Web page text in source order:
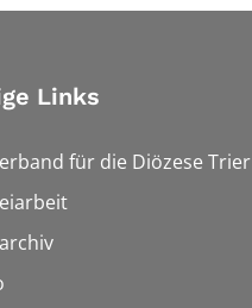
Links
für die Diözese Trier